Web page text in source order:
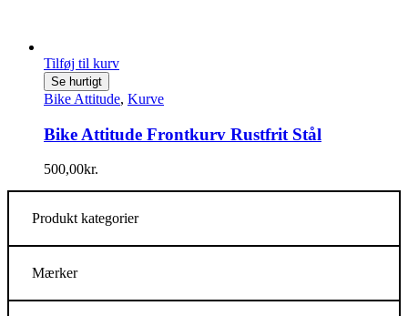
Tilføj til kurv
Se hurtigt
Bike Attitude, Kurve
Bike Attitude Frontkurv Rustfrit Stål
500,00kr.
Produkt kategorier
Mærker